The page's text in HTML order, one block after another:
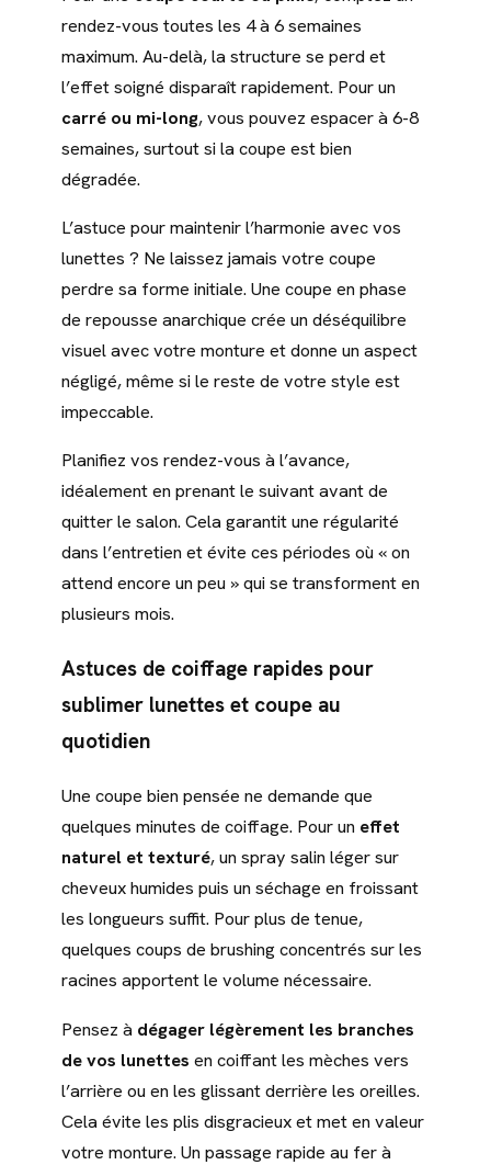
rendez-vous toutes les 4 à 6 semaines
maximum. Au-delà, la structure se perd et
l’effet soigné disparaît rapidement. Pour un
carré ou mi-long, vous pouvez espacer à 6-8
semaines, surtout si la coupe est bien
dégradée.
L’astuce pour maintenir l’harmonie avec vos
lunettes ? Ne laissez jamais votre coupe
perdre sa forme initiale. Une coupe en phase
de repousse anarchique crée un déséquilibre
visuel avec votre monture et donne un aspect
négligé, même si le reste de votre style est
impeccable.
Planifiez vos rendez-vous à l’avance,
idéalement en prenant le suivant avant de
quitter le salon. Cela garantit une régularité
dans l’entretien et évite ces périodes où « on
attend encore un peu » qui se transforment en
plusieurs mois.
Astuces de coiffage rapides pour
sublimer lunettes et coupe au
quotidien
Une coupe bien pensée ne demande que
quelques minutes de coiffage. Pour un effet
naturel et texturé, un spray salin léger sur
cheveux humides puis un séchage en froissant
les longueurs suffit. Pour plus de tenue,
quelques coups de brushing concentrés sur les
racines apportent le volume nécessaire.
Pensez à dégager légèrement les branches
de vos lunettes en coiffant les mèches vers
l’arrière ou en les glissant derrière les oreilles.
Cela évite les plis disgracieux et met en valeur
votre monture. Un passage rapide au fer à